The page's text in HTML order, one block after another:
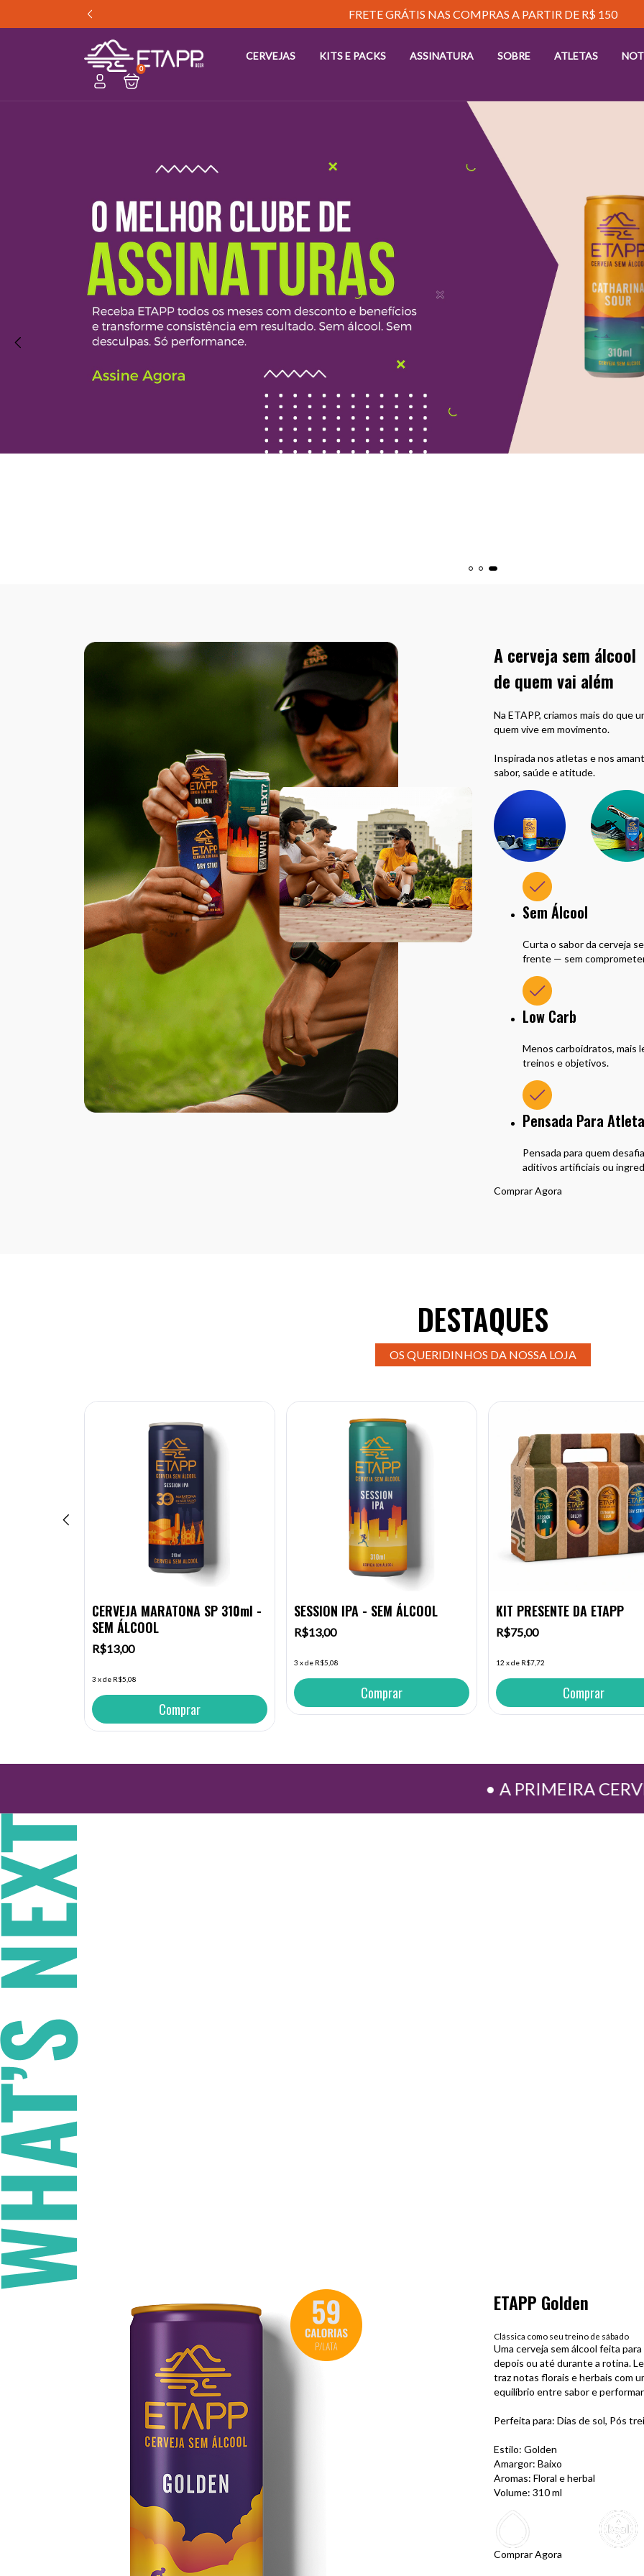
ENVIAMOS PARA TODO BRASIL
CERVEJAS KITS E PACKS ASSINATURA SOBRE ATLETAS
0
A cerveja sem álcool
de quem vai além
Na ETAPP, criamos mais do que
quem vive em movimento.
Inspirada nos atletas e nos
sabor, saúde e atitude.
Sem Álcool
Curta o sabor da cerveja
frente — sem
Low Carb
Menos carboidratos, mais
treinos e objetivos.
Pensada Para
Pensada para quem
aditivos artificiais ou
Comprar Agora
DESTAQUES
OS QUERIDINHOS DA NOSSA LOJA
CERVEJA MARATONA SP 310ml -
SEM ÁLCOOL
R$13,00
3 xde R$5,08
Comprar
SESSION IPA - SEM ÁLCOOL
R$13,00
3 xde R$5,08
Comprar
KIT PRESENTE DA ETAPP
R$75,00
12 xde R$7,72
Comprar
• A PRIMEIRA CERVEJA
Etapp Session ipa
Equilíbrio em cada gole
Inspirada na harmonia do triatlo
entrega uma experiência
personalidade marcante,
aroma cítrico vibrante. Tudo isso
sabor com leveza
Estilo: Session Ipa
Amargor: Médio
Volume: 310 ml